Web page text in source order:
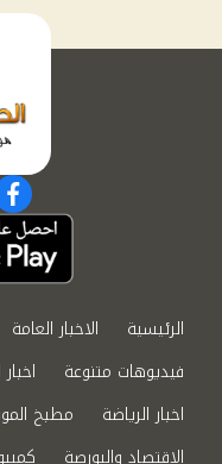
الرئيسية الاخبار العامة
فيديوهات متنوعة
اخبار الرياضة
مطبخ
الاقتصاد والبورصة